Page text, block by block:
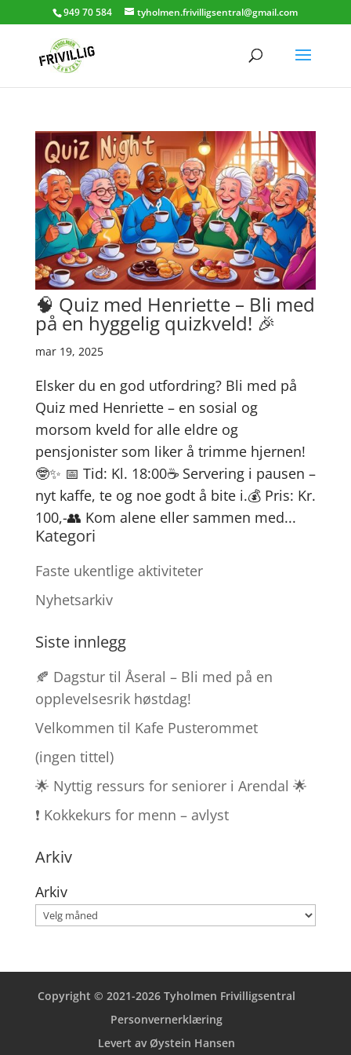
949 70 584 tyholmen.frivilligsentral@gmail.com
🧠 Quiz med Henriette – Bli med
på en hyggelig quizkveld! 🎉
mar 19, 2025
Elsker du en god utfordring? Bli med på
Quiz med Henriette – en sosial og
morsom kveld for alle eldre og
pensjonister som liker å trimme hjernen!
🤓✨ 📅 Tid: Kl. 18:00☕ Servering i pausen –
nyt kaffe, te og noe godt å bite i.💰 Pris: Kr.
100,-👥 Kom alene eller sammen med...
Kategori
Faste ukentlige aktiviteter
Nyhetsarkiv
Siste innlegg
🍂 Dagstur til Åseral – Bli med på en
opplevelsesrik høstdag!
Velkommen til Kafe Pusterommet
(ingen tittel)
🌟 Nyttig ressurs for seniorer i Arendal 🌟
❗ Kokkekurs for menn – avlyst
Arkiv
Arkiv
Copyright © 2021-2026 Tyholmen Frivilligsentral
Personvernerklæring
Levert av Øystein Hansen